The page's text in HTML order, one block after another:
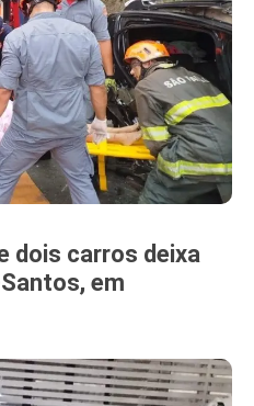
dois carros deixa
em